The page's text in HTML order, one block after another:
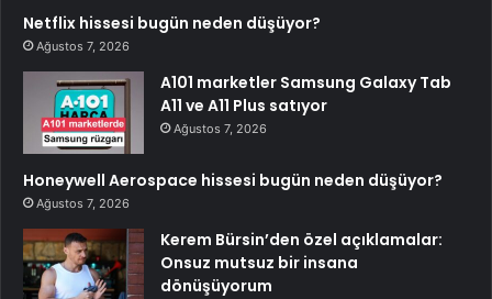
Netflix hissesi bugün neden düşüyor?
Ağustos 7, 2026
A101 marketler Samsung Galaxy Tab
A11 ve A11 Plus satıyor
Ağustos 7, 2026
Honeywell Aerospace hissesi bugün neden düşüyor?
Ağustos 7, 2026
Kerem Bürsin’den özel açıklamalar:
Onsuz mutsuz bir insana
dönüşüyorum